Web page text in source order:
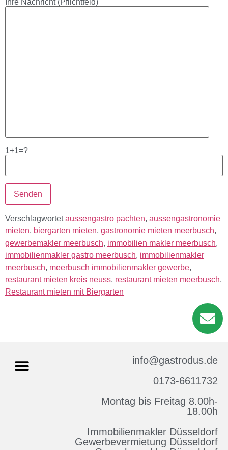
Ihre Nachricht (Pflichtfeld)
1+1=?
Verschlagwortetaussengastro pachten, aussengastronomie
mieten, biergarten mieten, gastronomie mieten meerbusch,
gewerbemakler meerbusch, immobilien makler meerbusch,
immobilienmakler gastro meerbusch, immobilienmakler
meerbusch, meerbusch immobilienmakler gewerbe,
restaurant mieten kreis neuss, restaurant mieten meerbusch,
Restaurant mieten mit Biergarten
info@gastrodus.de
0173-6611732
Montag bis Freitag 8.00h-
18.00h
Immobilienmakler Düsseldorf
Gewerbevermietung Düsseldorf